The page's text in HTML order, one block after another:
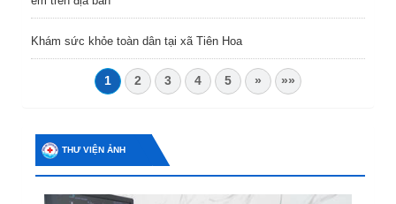
Khám sức khỏe toàn dân tại xã Tiên Hoa
1 2 3 4 5 » »»
THƯ VIỆN ẢNH